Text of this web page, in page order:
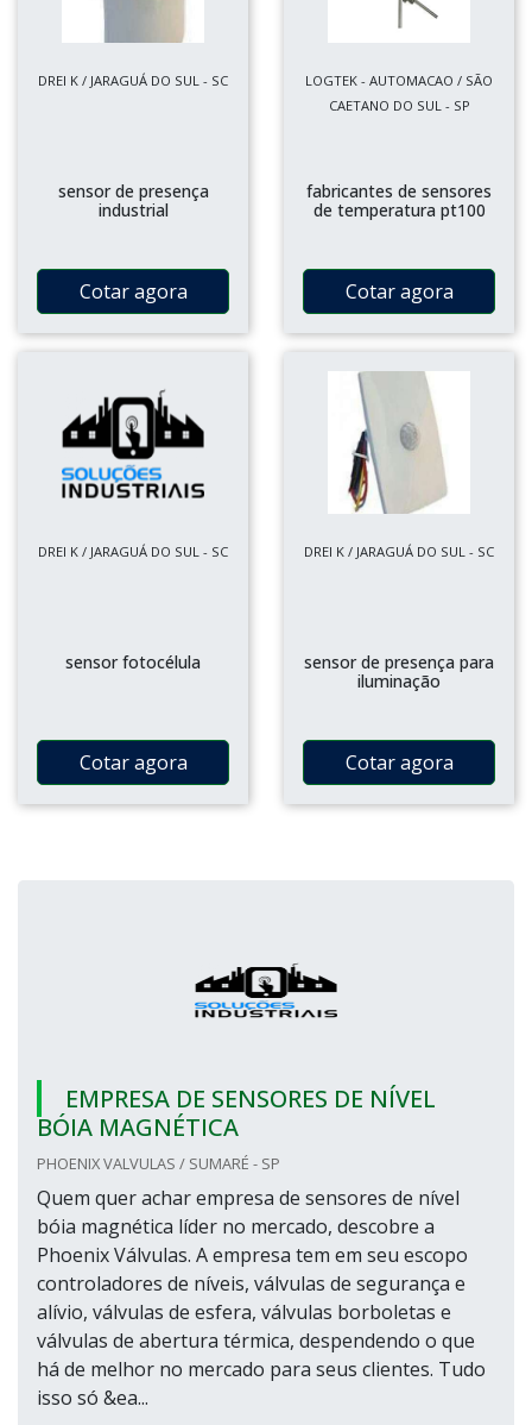
DREI K / JARAGUÁ DO SUL - SC
sensor de presença
industrial
Cotar agora
LOGTEK - AUTOMACAO / SÃO
CAETANO DO SUL - SP
fabricantes de sensores
de temperatura pt100
Cotar agora
DREI K / JARAGUÁ DO SUL - SC
sensor fotocélula
Cotar agora
DREI K / JARAGUÁ DO SUL - SC
sensor de presença para
iluminação
Cotar agora
EMPRESA DE SENSORES DE NÍVEL
BÓIA MAGNÉTICA
PHOENIX VALVULAS / SUMARÉ - SP
Quem quer achar empresa de sensores de nível
bóia magnética líder no mercado, descobre a
Phoenix Válvulas. A empresa tem em seu escopo
controladores de níveis, válvulas de segurança e
alívio, válvulas de esfera, válvulas borboletas e
válvulas de abertura térmica, despendendo o que
há de melhor no mercado para seus clientes. Tudo
isso só &ea...